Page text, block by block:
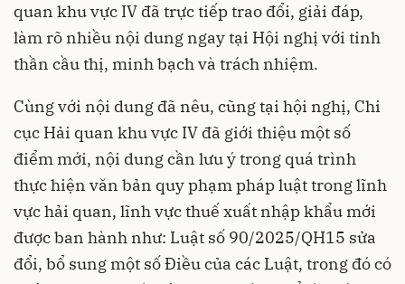
quan khu vực IV đã trực tiếp trao đổi, giải đáp,
làm rõ nhiều nội dung ngay tại Hội nghị với tinh
thần cầu thị, minh bạch và trách nhiệm.
Cùng với nội dung đã nêu, cũng tại hội nghị, Chi
cục Hải quan khu vực IV đã giới thiệu một số
điểm mới, nội dung cần lưu ý trong quá trình
thực hiện văn bản quy phạm pháp luật trong lĩnh
vực hải quan, lĩnh vực thuế xuất nhập khẩu mới
được ban hành như: Luật số 90/2025/QH15 sửa
đổi, bổ sung một số Điều của các Luật, trong đó có